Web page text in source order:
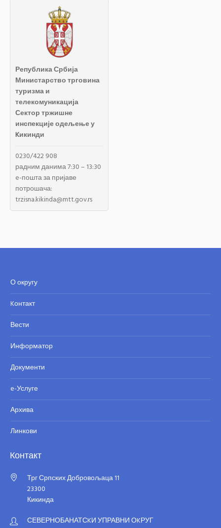
Република Србија
Министарство трговина
туризма и
телекомуникација
Сектор тржишне
инспекције одељење у
Kикинди
0230/422 908
радним данима 7:30 – 13:30
e-пошта за пријаве
потрошача:
trzisna.kikinda@mtt.gov.rs
О округу
Kонтакт
Вести
Информатор
Документи
e-Услуге
Архива
Линкови
Контакт
Трг Српских Добровољаца 11
23300
Кикинда
СЕВЕРНОБАНАТСKИ УПРАВНИ ОKРУГ